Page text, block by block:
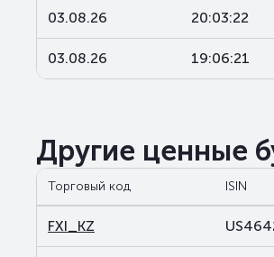
03.08.26 20:03:22
03.08.26 19:06:21
Другие ценные
Торговый код ISIN
FXI_KZ